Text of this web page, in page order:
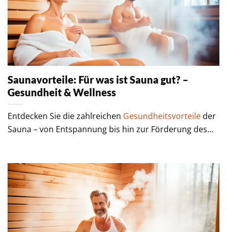
Saunavorteile: Für was ist Sauna gut? –
Gesundheit & Wellness
Entdecken Sie die zahlreichen Gesundheitsvorteileder
Sauna – von Entspannung bis hin zur Förderung des...